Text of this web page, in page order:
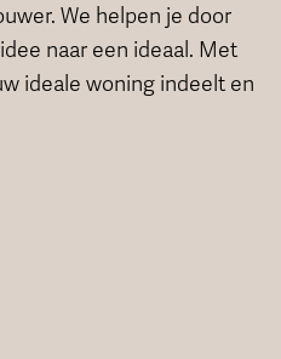
We helpen je door
naar een ideaal. Met
ideale woning indeelt en